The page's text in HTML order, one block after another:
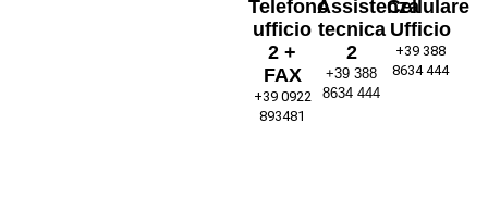
Telefono
ufficio
2 +
FAX
+39 0922
893481
Assistenza
tecnica
2
+39 388
8634 444
Cellulare
Ufficio
+39 388
8634 444